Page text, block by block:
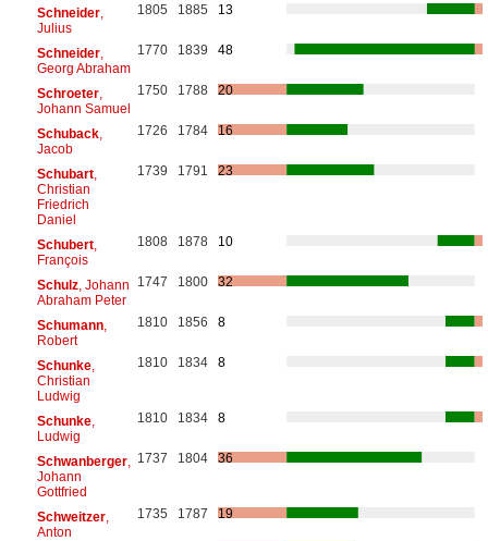
Schneider,
Julius
1805 1885 13
Schneider,
Georg Abraham
1770 1839 48
Schroeter,
Johann Samuel
1750 1788 20
Schuback,
Jacob
1726 1784 16
Schubart,
Christian
Friedrich
Daniel
1739 1791 23
Schubert,
François
1808 1878 10
Schulz, Johann
Abraham Peter
1747 1800 32
Schumann,
Robert
1810 1856 8
Schunke,
Christian
Ludwig
1810 1834 8
Schunke,
Ludwig
1810 1834 8
Schwanberger,
Johann
Gottfried
1737 1804 36
Schweitzer,
Anton
1735 1787 19